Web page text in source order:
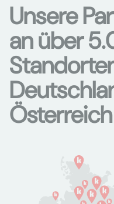
Unsere
an über
Österreich